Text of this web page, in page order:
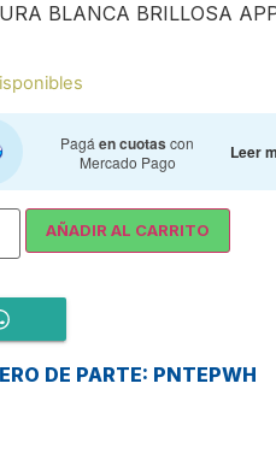
BLANCA BRILLOSA
Pagá en cuotas con
Mercado Pago
Leer
AÑADIR AL CARRITO
DE PARTE: PNTEPWH